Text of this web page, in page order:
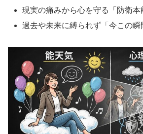
現実の痛みから心を守る「防衛
過去や未来に縛られず「今この瞬